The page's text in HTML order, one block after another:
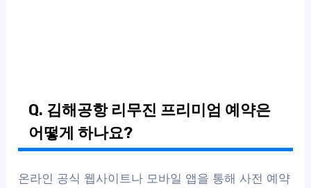
Q. 김해공항 리무진 프리미엄 예약은
어떻게 하나요?
온라인 공식 웹사이트나 모바일 앱을 통해 사전 예약